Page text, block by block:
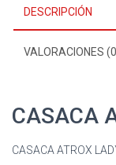
DESCRIPCIÓN
VALORACIONES
CASACA
CASACA ATROX